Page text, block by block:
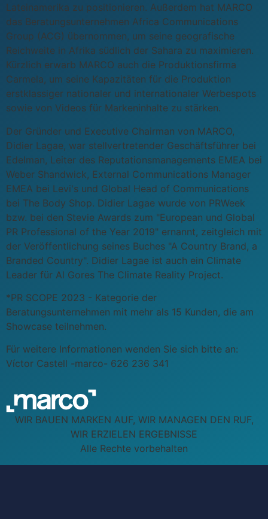
Lateinamerika zu positionieren. Außerdem hat MARCO
das Beratungsunternehmen Africa Communications
Group (ACG) übernommen, um seine geografische
Reichweite in Afrika südlich der Sahara zu maximieren.
Kürzlich erwarb MARCO auch die Produktionsfirma
Carmela, um seine Kapazitäten für die Produktion
erstklassiger nationaler und internationaler Werbespots
sowie von Videos für Markeninhalte zu stärken.
Der Gründer und Executive Chairman von MARCO,
Didier Lagae, war stellvertretender Geschäftsführer bei
Edelman, Leiter des Reputationsmanagements EMEA bei
Weber Shandwick, External Communications Manager
EMEA bei Levi's und Global Head of Communications
bei The Body Shop. Didier Lagae wurde von PRWeek
bzw. bei den Stevie Awards zum "European und Global
PR Professional of the Year 2019" ernannt, zeitgleich mit
der Veröffentlichung seines Buches "A Country Brand, a
Branded Country". Didier Lagae ist auch ein Climate
Leader für Al Gores The Climate Reality Project.
*PR SCOPE 2023 - Kategorie der
Beratungsunternehmen mit mehr als 15 Kunden, die am
Showcase teilnehmen.
Für weitere Informationen wenden Sie sich bitte an:
Víctor Castell -marco- 626 236 341
WIR BAUEN MARKEN AUF, WIR MANAGEN DEN RUF,
WIR ERZIELEN ERGEBNISSE
Alle Rechte vorbehalten